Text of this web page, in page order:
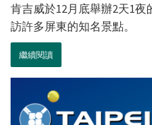
肯吉威於12月底舉辦2天1
訪許多屏東的知名景點。
繼續閱讀